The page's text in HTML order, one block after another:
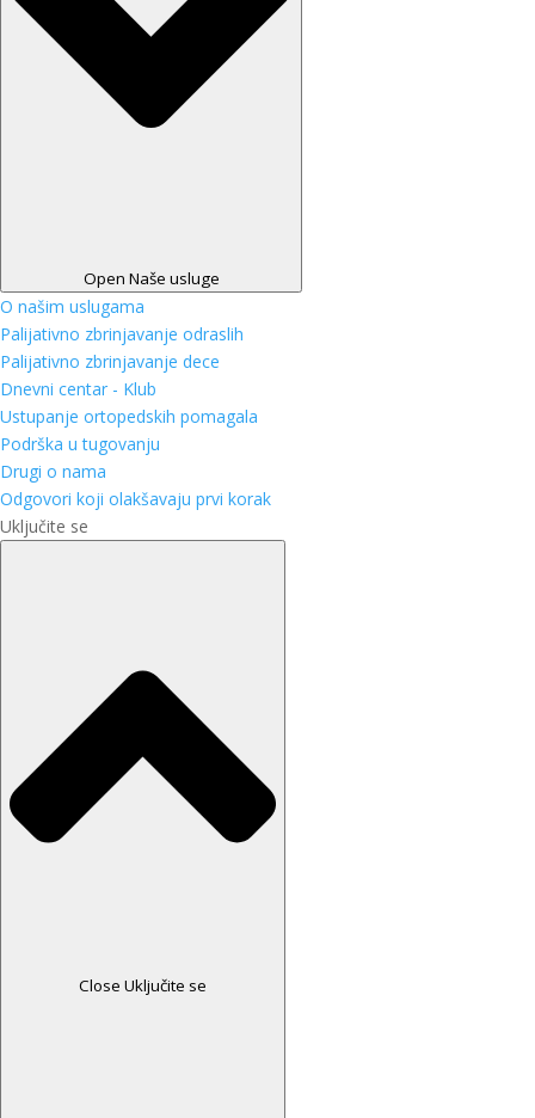
Open Naše usluge
O našim uslugama
Palijativno zbrinjavanje odraslih
Palijativno zbrinjavanje dece
Dnevni centar - Klub
Ustupanje ortopedskih pomagala
Podrška u tugovanju
Drugi o nama
Odgovori koji olakšavaju prvi korak
Uključite se
Close Uključite se